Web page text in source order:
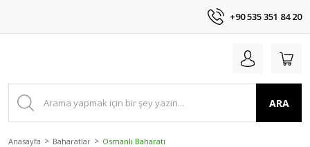
+90 535 351 84 20
ARA
Anasayfa Baharatlar Osmanlı Baharatı